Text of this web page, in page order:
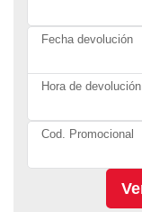
Fecha devolución
Hora de devolución
Cod. Promocional